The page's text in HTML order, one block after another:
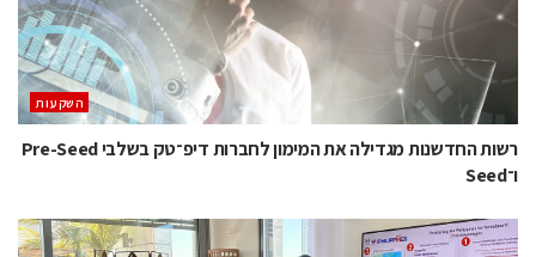
השקעות
רשות החדשנות מגדילה את המימון לחברות דיפ־טק בשלבי Pre-Seed
ו־Seed